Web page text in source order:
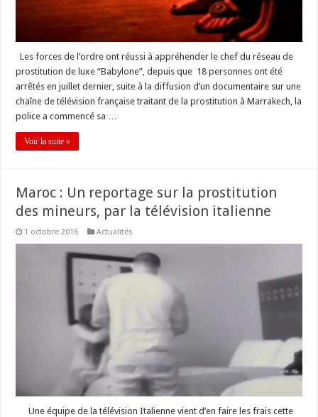
Les forces de l’ordre ont réussi à appréhender le chef du réseau de
prostitution de luxe “Babylone”, depuis que 18 personnes ont été
arrêtés en juillet dernier, suite à la diffusion d’un documentaire sur une
chaîne de télévision française traitant de la prostitution à Marrakech, la
police a commencé sa …
Voir la suite »
Maroc : Un reportage sur la prostitution
des mineurs, par la télévision italienne
1 octobre 2016 Actualités
Une équipe de la télévision Italienne vient d’en faire les frais cette